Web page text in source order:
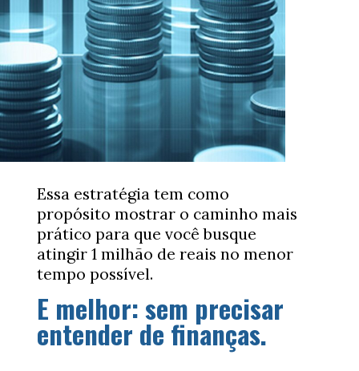
E melhor: sem precisar
entender de finanças.
Essa estratégia tem como
propósito mostrar o caminho mais
prático para que você busque
atingir 1 milhão de reais no menor
tempo possível.